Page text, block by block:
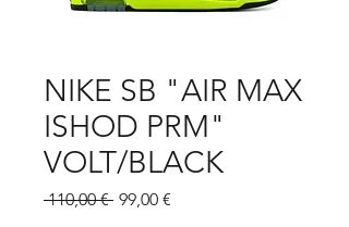
NIKE SB "AIR MAX
ISHOD PRM"
VOLT/BLACK
110,00 € Precio
99,00 €